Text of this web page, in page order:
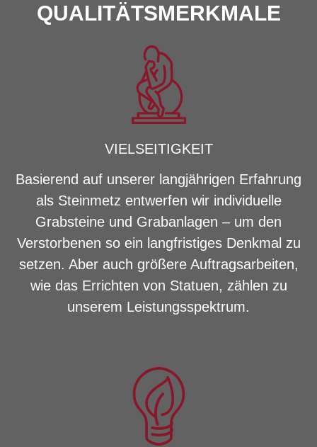
QUALITÄTSMERKMALE
VIELSEITIGKEIT
Basierend auf unserer langjährigen Erfahrung
als Steinmetz entwerfen wir individuelle
Grabsteine und Grabanlagen – um den
Verstorbenen so ein langfristiges Denkmal zu
setzen. Aber auch größere Auftragsarbeiten,
wie das Errichten von Statuen, zählen zu
unserem Leistungsspektrum.